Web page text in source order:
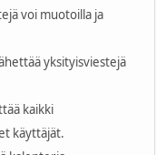
voi muotoilla ja
yksityisviestejä
kaikki
käyttäjät.